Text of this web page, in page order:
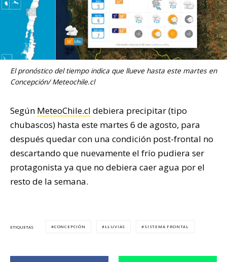
El pronóstico del tiempo indica que llueve hasta este martes en
Concepción/ Meteochile.cl
Según MeteoChile.cl debiera precipitar (tipo
chubascos) hasta este martes 6 de agosto, para
después quedar con una condición post-frontal no
descartando que nuevamente el frío pudiera ser
protagonista ya que no debiera caer agua por el
resto de la semana.
ETIQUETAS CONCEPCIÓN LLUVIAS SISTEMA FRONTAL